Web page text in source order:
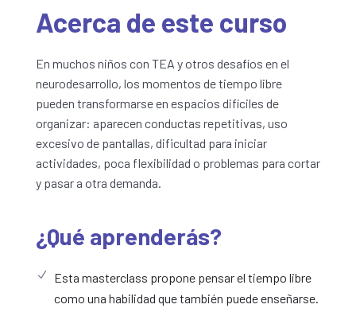
Acerca de este curso
En muchos niños con TEA y otros desafíos en el
neurodesarrollo, los momentos de tiempo libre
pueden transformarse en espacios difíciles de
organizar: aparecen conductas repetitivas, uso
excesivo de pantallas, dificultad para iniciar
actividades, poca flexibilidad o problemas para cortar
y pasar a otra demanda.
¿Qué aprenderás?
N
Esta masterclass propone pensar el tiempo libre
como una habilidad que también puede enseñarse.